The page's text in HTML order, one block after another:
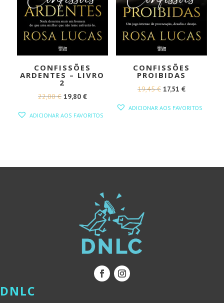
CONFISSÕES
ARDENTES – LIVRO
2
22,00€ O
19,80 €O
ADICIONAR AOS FAVORITOS
CONFISSÕES
PROIBIDAS
19,45€ O
17,51 €O
ADICIONAR AOS FAVORITOS
DNLC